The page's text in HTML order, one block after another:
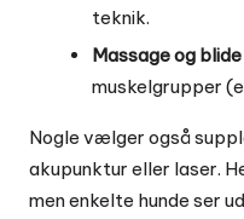
teknik.
Massage og
muskelgrupper
Nogle vælger også
akupunktur eller laser.
men enkelte hunde ser